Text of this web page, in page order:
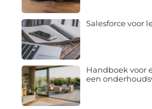
Salesforce voor
Handboek voor
een